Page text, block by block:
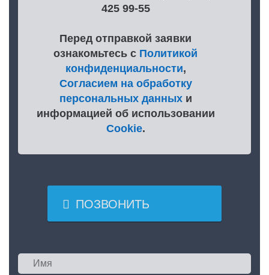
425 99-55
Перед отправкой заявки
ознакомьтесь с Политикой
конфиденциальности,
Согласием на обработку
персональных данныхи
информацией об использовании
Cookie.
 ПОЗВОНИТЬ